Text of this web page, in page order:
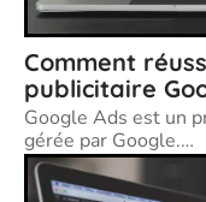
Comment
publicitaire
Google Ads est un
gérée par Google.…